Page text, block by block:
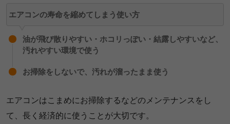
エアコンの寿命を縮めてしまう使い方
油が飛び散りやすい・ホコリっぽい・結露しやすいなど、
汚れやすい環境で使う
お掃除をしないで、汚れが溜ったまま使う
エアコンはこまめにお掃除するなどのメンテナンスをし
て、長く経済的に使うことが大切です。